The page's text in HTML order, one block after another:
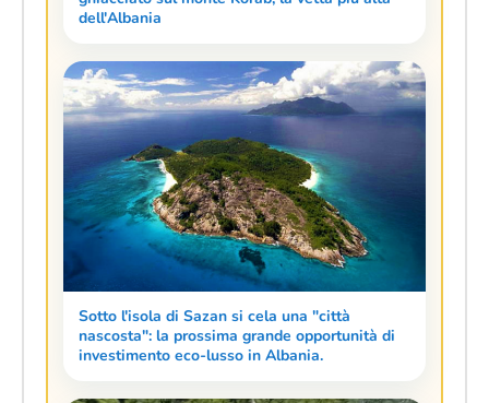
dell'Albania
Sotto l'isola di Sazan si cela una "città
nascosta": la prossima grande opportunità di
investimento eco-lusso in Albania.